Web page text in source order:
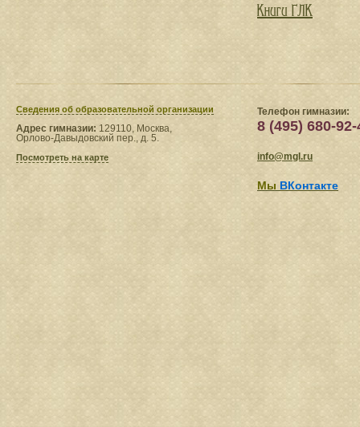
Книги ГЛК
Сведения​ об образовательной организации
Адрес гимназии: 129110, Москва,
Орлово-Давыдовский пер., д. 5.
Посмотреть на карте
Телефон гимназии:
8 (495) 680-92-
info@mgl.ru
Мы ВКонтакте